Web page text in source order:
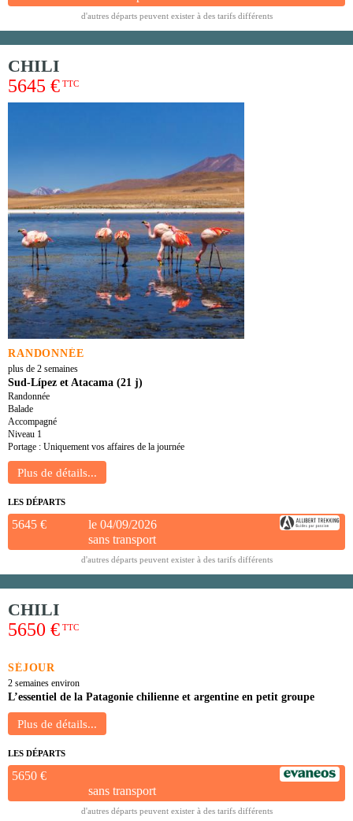
d'autres départs peuvent exister à des tarifs différents
CHILI
5645 € TTC
RANDONNÉE
plus de 2 semaines
Sud-Lípez et Atacama (21 j)
Randonnée
Balade
Accompagné
Niveau 1
Portage : Uniquement vos affaires de la journée
LES DÉPARTS
5645 €
le 04/09/2026
sans transport
d'autres départs peuvent exister à des tarifs différents
CHILI
5650 € TTC
SÉJOUR
2 semaines environ
L’essentiel de la Patagonie chilienne et argentine en petit groupe
LES DÉPARTS
5650 €
sans transport
d'autres départs peuvent exister à des tarifs différents